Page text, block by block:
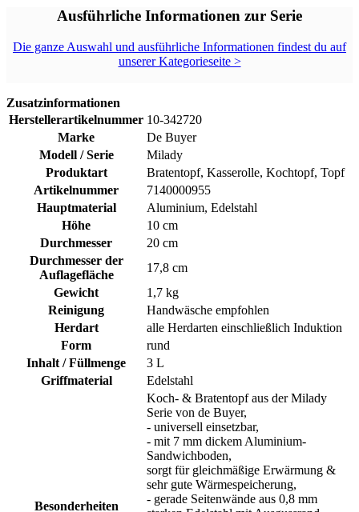
Ausführliche Informationen zur Serie
Die ganze Auswahl und ausführliche Informationen findest du auf
unserer Kategorieseite >
Zusatzinformationen
Herstellerartikelnummer 10-342720
Marke
De Buyer
Modell / Serie
Milady
Produktart
Bratentopf, Kasserolle, Kochtopf, Topf
Artikelnummer
7140000955
Hauptmaterial
Aluminium, Edelstahl
Höhe
10 cm
Durchmesser
20 cm
Durchmesser der
Auflagefläche
17,8 cm
Gewicht
1,7 kg
Reinigung
Handwäsche empfohlen
Herdart
alle Herdarten einschließlich Induktion
Form
rund
Inhalt / Füllmenge
3 L
Griffmaterial
Edelstahl
Besonderheiten
Koch- & Bratentopf aus der Milady
Serie von de Buyer,
- universell einsetzbar,
- mit 7 mm dickem Aluminium-
Sandwichboden,
sorgt für gleichmäßige Erwärmung &
sehr gute Wärmespeicherung,
- gerade Seitenwände aus 0,8 mm